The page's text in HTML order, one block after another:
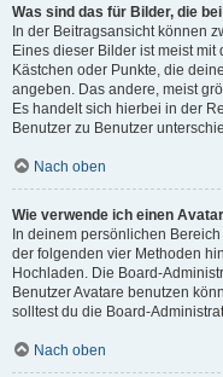
Was sind das für Bilder, die
In der Beitragsansicht können
Eines dieser Bilder ist meist
Kästchen oder Punkte, die
angeben. Das andere, meist
Es handelt sich hierbei in der
Benutzer zu Benutzer
Nach oben
Wie verwende ich einen
In deinem persönlichen
der folgenden vier Methoden
Hochladen. Die Board-
Benutzer Avatare benutzen
solltest du die Board-
Nach oben